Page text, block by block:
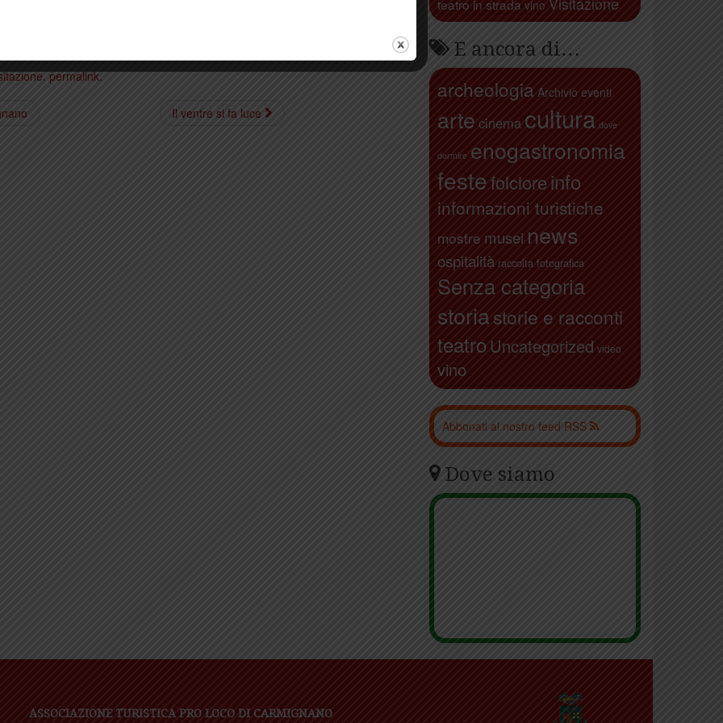
.permalink.
Il ventre si fa luce
teatro in strada vino
E ancora di…
archeologia Archivio eventi
arte cinema cultura dove
dormire enogastronomia
festefolcloreinfo
informazioni turistiche
mostre musei news
ospitalità raccolta fotografica
Senza categoria
storiastorie e racconti
teatro Uncategorized video
vino
Abbonati al nostro feed RSS
Dove siamo
ASSOCIAZIONE TURISTICA PRO LOCO DI CARMIGNANO